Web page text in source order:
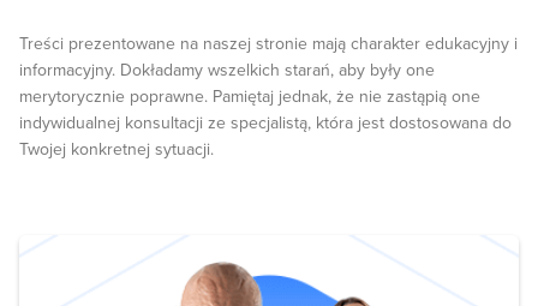
Treści prezentowane na naszej stronie mają charakter edukacyjny i
informacyjny. Dokładamy wszelkich starań, aby były one
merytorycznie poprawne. Pamiętaj jednak, że nie zastąpią one
indywidualnej konsultacji ze specjalistą, która jest dostosowana do
Twojej konkretnej sytuacji.